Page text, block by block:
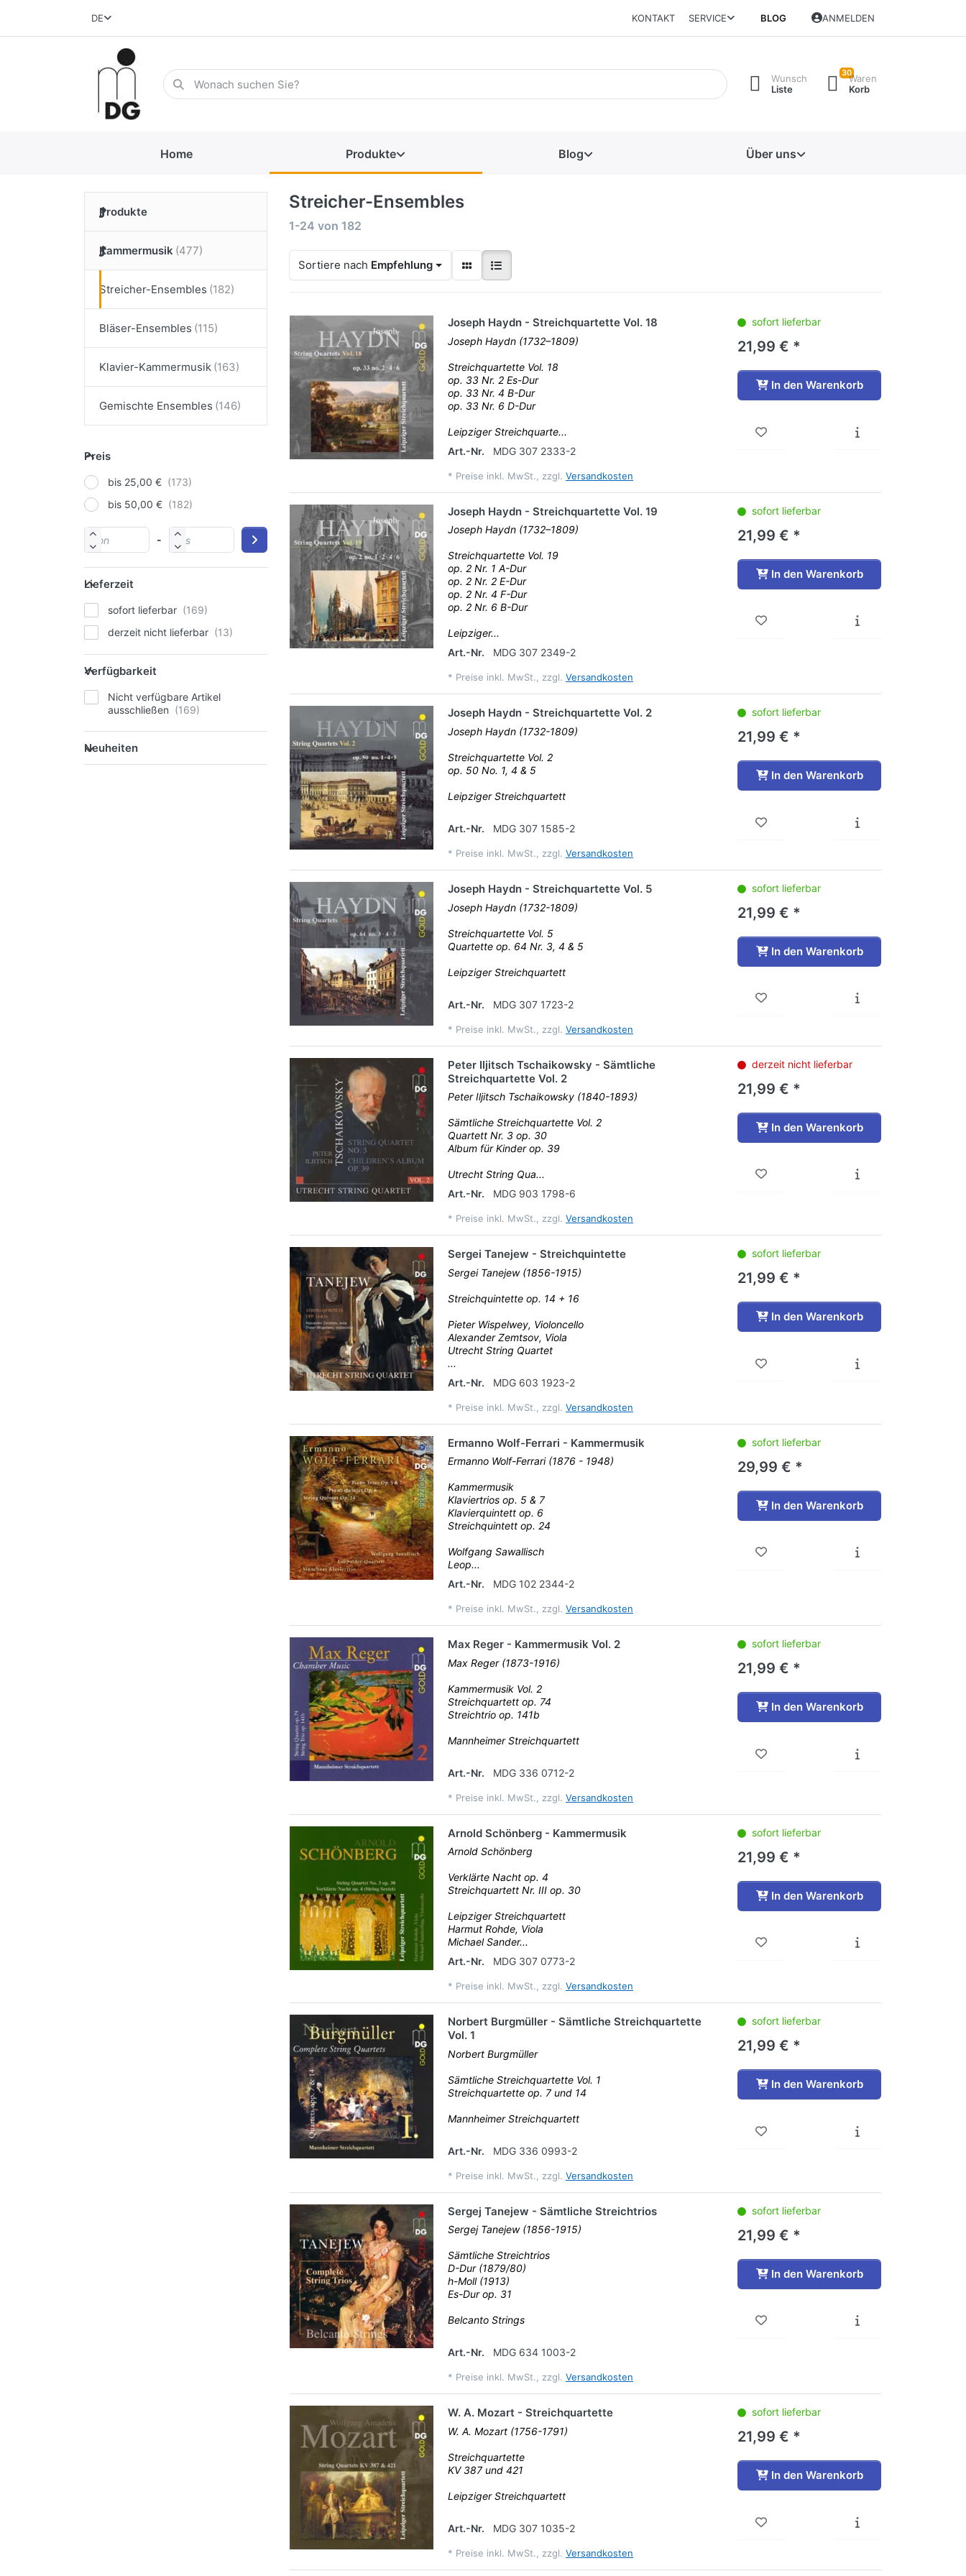
DE KONTAKT SERVICE BLOG ANMELDEN
Wunsch
Liste
30Waren
Korb
Home Produkte Blog Über uns
Produkte
Kammermusik
Streicher-Ensembles
Bläser-Ensembles
Klavier-Kammermusik
Gemischte Ensembles
Preis
bis 25,00 €
bis 50,00 €
-
Lieferzeit
sofort lieferbar
derzeit nicht lieferbar
Verfügbarkeit
Nicht verfügbare Artikel
ausschließen
Neuheiten
Streicher-Ensembles
1-24 von 182
Sortiere nach Empfehlung
Joseph Haydn - Streichquartette Vol. 18
Joseph Haydn (1732–1809)
Streichquartette Vol. 18
op. 33 Nr. 2 Es-Dur
op. 33 Nr. 4 B-Dur
op. 33 Nr. 6 D-Dur
Leipziger Streichquarte...
Art.-Nr.
MDG 307 2333-2
* Preise inkl. MwSt., zzgl. Versandkosten
sofort lieferbar
21,99 € *
In den Warenkorb
Joseph Haydn - Streichquartette Vol. 19
Joseph Haydn (1732–1809)
Streichquartette Vol. 19
op. 2 Nr. 1 A-Dur
op. 2 Nr. 2 E-Dur
op. 2 Nr. 4 F-Dur
op. 2 Nr. 6 B-Dur
Leipziger...
Art.-Nr.
MDG 307 2349-2
* Preise inkl. MwSt., zzgl. Versandkosten
sofort lieferbar
21,99 € *
In den Warenkorb
Joseph Haydn - Streichquartette Vol. 2
Joseph Haydn (1732-1809)
Streichquartette Vol. 2
op. 50 No. 1, 4 & 5
Leipziger Streichquartett
Art.-Nr. MDG 307 1585-2
* Preise inkl. MwSt., zzgl. Versandkosten
sofort lieferbar
21,99 € *
In den Warenkorb
Joseph Haydn - Streichquartette Vol. 5
Joseph Haydn (1732-1809)
Streichquartette Vol. 5
Quartette op. 64 Nr. 3, 4 & 5
Leipziger Streichquartett
Art.-Nr. MDG 307 1723-2
* Preise inkl. MwSt., zzgl. Versandkosten
sofort lieferbar
21,99 € *
In den Warenkorb
Peter Iljitsch Tschaikowsky - Sämtliche
Streichquartette Vol. 2
Peter Iljitsch Tschaikowsky (1840-1893)
Sämtliche Streichquartette Vol. 2
Quartett Nr. 3 op. 30
Album für Kinder op. 39
Utrecht String Qua...
Art.-Nr.
MDG 903 1798-6
* Preise inkl. MwSt., zzgl. Versandkosten
derzeit nicht lieferbar
21,99 € *
In den Warenkorb
Sergei Tanejew - Streichquintette
Sergei Tanejew (1856-1915)
Streichquintette op. 14 + 16
Pieter Wispelwey, Violoncello
Alexander Zemtsov, Viola
Utrecht String Quartet
...
Art.-Nr.
MDG 603 1923-2
* Preise inkl. MwSt., zzgl. Versandkosten
sofort lieferbar
21,99 € *
In den Warenkorb
Ermanno Wolf-Ferrari - Kammermusik
Ermanno Wolf-Ferrari (1876 - 1948)
Kammermusik
Klaviertrios op. 5 & 7
Klavierquintett op. 6
Streichquintett op. 24
Wolfgang Sawallisch
Leop...
Art.-Nr.
MDG 102 2344-2
* Preise inkl. MwSt., zzgl. Versandkosten
sofort lieferbar
29,99 € *
In den Warenkorb
Max Reger - Kammermusik Vol. 2
Max Reger (1873-1916)
Kammermusik Vol. 2
Streichquartett op. 74
Streichtrio op. 141b
Mannheimer Streichquartett
Art.-Nr. MDG 336 0712-2
* Preise inkl. MwSt., zzgl. Versandkosten
sofort lieferbar
21,99 € *
In den Warenkorb
Arnold Schönberg - Kammermusik
Arnold Schönberg
Verklärte Nacht op. 4
Streichquartett Nr. III op. 30
Leipziger Streichquartett
Harmut Rohde, Viola
Michael Sander...
Art.-Nr.
MDG 307 0773-2
* Preise inkl. MwSt., zzgl. Versandkosten
sofort lieferbar
21,99 € *
In den Warenkorb
Norbert Burgmüller - Sämtliche Streichquartette
Vol. 1
Norbert Burgmüller
Sämtliche Streichquartette Vol. 1
Streichquartette op. 7 und 14
Mannheimer Streichquartett
Art.-Nr. MDG 336 0993-2
* Preise inkl. MwSt., zzgl. Versandkosten
sofort lieferbar
21,99 € *
In den Warenkorb
Sergej Tanejew - Sämtliche Streichtrios
Sergej Tanejew (1856-1915)
Sämtliche Streichtrios
D-Dur (1879/80)
h-Moll (1913)
Es-Dur op. 31
Belcanto Strings
Art.-Nr. MDG 634 1003-2
* Preise inkl. MwSt., zzgl. Versandkosten
sofort lieferbar
21,99 € *
In den Warenkorb
W. A. Mozart - Streichquartette
W. A. Mozart (1756-1791)
Streichquartette
KV 387 und 421
Leipziger Streichquartett
Art.-Nr. MDG 307 1035-2
* Preise inkl. MwSt., zzgl. Versandkosten
sofort lieferbar
21,99 € *
In den Warenkorb